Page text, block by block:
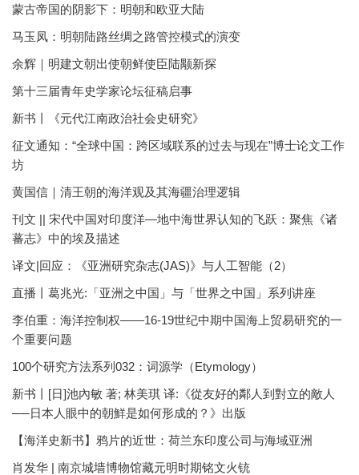
蒙古帝国的阴影下：明朝和欧亚大陆
马玉凤：明朝陆路丝绸之路管控模式的演变
余辉｜明建文朝出使朝鲜使臣陆颙新探
第十三届青年史学家论坛征稿启事
新书丨《元代江南政治社会史研究》
征文通知：“全球中国：跨区域联系的过去与现在”博士论文工作
坊
黄国信｜清王朝的海洋观及其海疆治理逻辑
刊文 || 宋代中国对印度洋—地中海世界认知的飞跃：聚焦《诸
蕃志》中的埃及描述
译文|回应：《亚洲研究杂志(JAS)》与人工智能（2）
直播丨葛兆光:「亚洲之中国」与「世界之中国」系列讲座
李伯重：海洋控制权——16-19世纪中期中国海上贸易研究的一
个重要问题
100个研究方法系列032：词源学（Etymology）
新书丨[日]池內敏 著; 林美琪 译:《從友好的鄰人到對立的敵人
──日本人眼中的朝鮮是如何形成的？》出版
【海洋史新书】鸦片的近世：荷兰东印度公司与海域亚洲
肖发华 | 南京城墙博物馆藏元明时期铭文火铳